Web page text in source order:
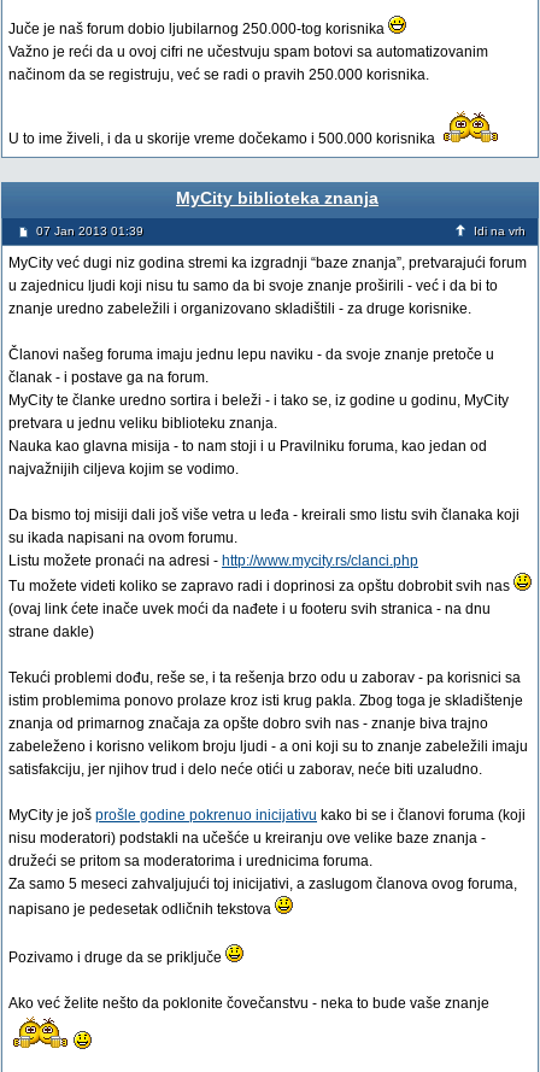
Juče je naš forum dobio ljubilarnog 250.000-tog korisnika
Važno je reći da u ovoj cifri ne učestvuju spam botovi sa automatizovanim
načinom da se registruju, već se radi o pravih 250.000 korisnika.
U to ime živeli, i da u skorije vreme dočekamo i 500.000 korisnika
MyCity biblioteka znanja
07 Jan 2013 01:39 Idi na vrh
MyCity već dugi niz godina stremi ka izgradnji “baze znanja”, pretvarajući forum
u zajednicu ljudi koji nisu tu samo da bi svoje znanje proširili - već i da bi to
znanje uredno zabeležili i organizovano skladištili - za druge korisnike.
Članovi našeg foruma imaju jednu lepu naviku - da svoje znanje pretoče u
članak - i postave ga na forum.
MyCity te članke uredno sortira i beleži - i tako se, iz godine u godinu, MyCity
pretvara u jednu veliku biblioteku znanja.
Nauka kao glavna misija - to nam stoji i u Pravilniku foruma, kao jedan od
najvažnijih ciljeva kojim se vodimo.
Da bismo toj misiji dali još više vetra u leđa - kreirali smo listu svih članaka koji
su ikada napisani na ovom forumu.
Listu možete pronaći na adresi - http://www.mycity.rs/clanci.php
Tu možete videti koliko se zapravo radi i doprinosi za opštu dobrobit svih nas
(ovaj link ćete inače uvek moći da nađete i u footeru svih stranica - na dnu
strane dakle)
Tekući problemi dođu, reše se, i ta rešenja brzo odu u zaborav - pa korisnici sa
istim problemima ponovo prolaze kroz isti krug pakla. Zbog toga je skladištenje
znanja od primarnog značaja za opšte dobro svih nas - znanje biva trajno
zabeleženo i korisno velikom broju ljudi - a oni koji su to znanje zabeležili imaju
satisfakciju, jer njihov trud i delo neće otići u zaborav, neće biti uzaludno.
MyCity je još prošle godine pokrenuo inicijativu kako bi se i članovi foruma (koji
nisu moderatori) podstakli na učešće u kreiranju ove velike baze znanja -
družeći se pritom sa moderatorima i urednicima foruma.
Za samo 5 meseci zahvaljujući toj inicijativi, a zaslugom članova ovog foruma,
napisano je pedesetak odličnih tekstova
Pozivamo i druge da se priključe
Ako već želite nešto da poklonite čovečanstvu - neka to bude vaše znanje